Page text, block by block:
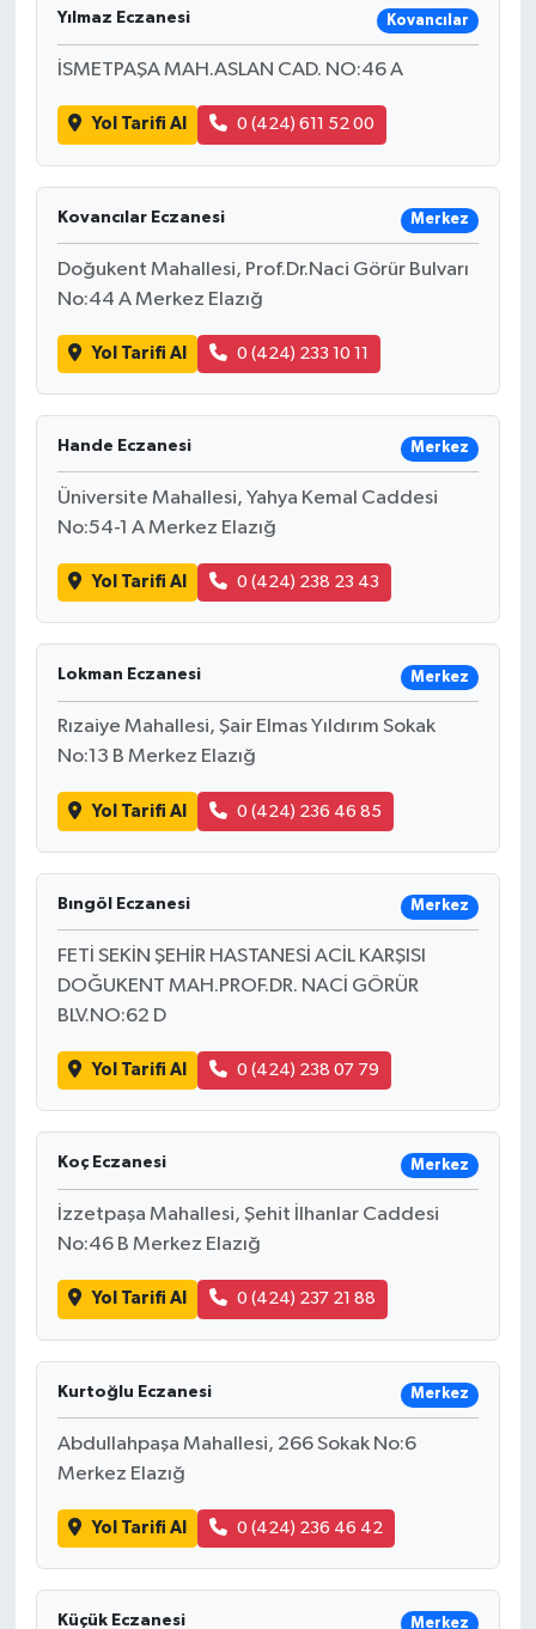
Yılmaz Eczanesi Kovancılar
İSMETPAŞA MAH.ASLAN CAD. NO:46 A
Yol Tarifi Al 0 (424) 611 52 00
Kovancılar Eczanesi Merkez
Doğukent Mahallesi, Prof.Dr.Naci Görür Bulvarı
No:44 A Merkez Elazığ
Yol Tarifi Al 0 (424) 233 10 11
Hande Eczanesi Merkez
Üniversite Mahallesi, Yahya Kemal Caddesi
No:54-1 A Merkez Elazığ
Yol Tarifi Al 0 (424) 238 23 43
Lokman Eczanesi Merkez
Rızaiye Mahallesi, Şair Elmas Yıldırım Sokak
No:13 B Merkez Elazığ
Yol Tarifi Al 0 (424) 236 46 85
Bıngöl Eczanesi Merkez
FETİ SEKİN ŞEHİR HASTANESİ ACİL KARŞISI
DOĞUKENT MAH.PROF.DR. NACİ GÖRÜR
BLV.NO:62 D
Yol Tarifi Al 0 (424) 238 07 79
Koç Eczanesi Merkez
İzzetpaşa Mahallesi, Şehit İlhanlar Caddesi
No:46 B Merkez Elazığ
Yol Tarifi Al 0 (424) 237 21 88
Kurtoğlu Eczanesi Merkez
Abdullahpaşa Mahallesi, 266 Sokak No:6
Merkez Elazığ
Yol Tarifi Al 0 (424) 236 46 42
Küçük Eczanesi Merkez